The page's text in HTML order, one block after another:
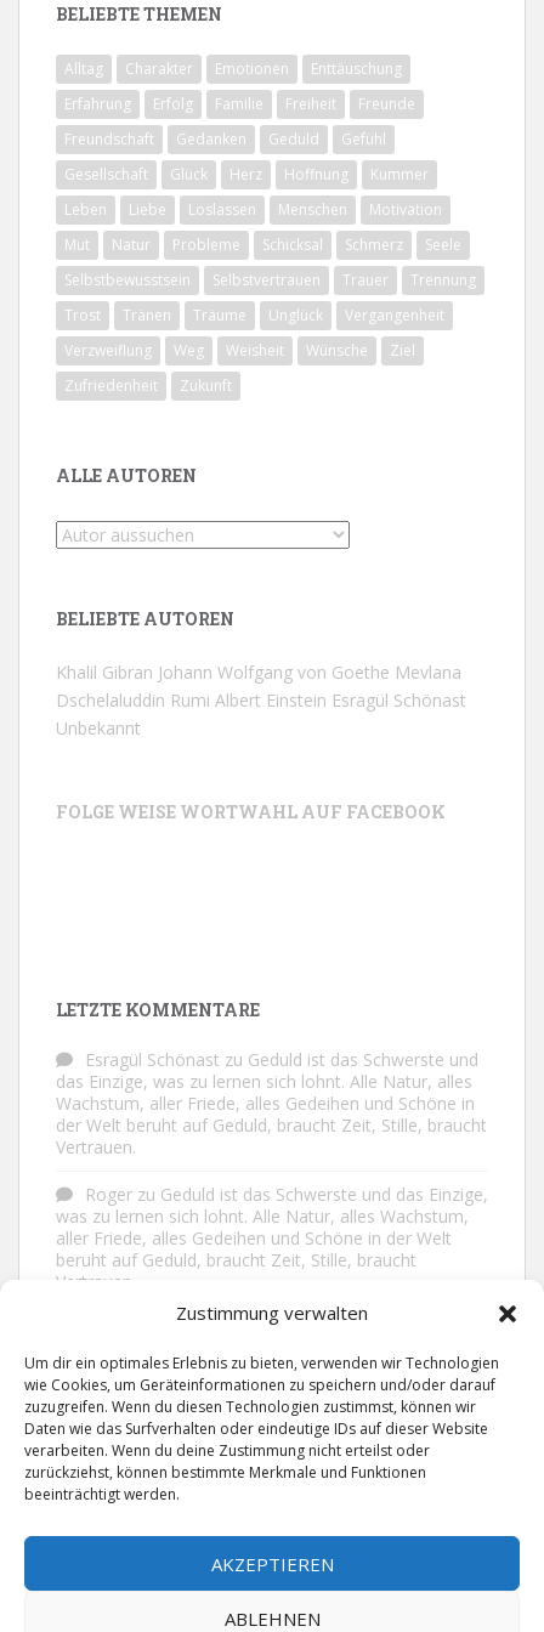
Zustimmung verwalten
Um dir ein optimales Erlebnis zu bieten, verwenden wir Technologien
wie Cookies, um Geräteinformationen zu speichern und/oder darauf
zuzugreifen. Wenn du diesen Technologien zustimmst, können wir
Daten wie das Surfverhalten oder eindeutige IDs auf dieser Website
verarbeiten. Wenn du deine Zustimmung nicht erteilst oder
zurückziehst, können bestimmte Merkmale und Funktionen
beeinträchtigt werden.
AKZEPTIEREN
ABLEHNEN
BELIEBTE THEMEN
Alltag Charakter Emotionen
Enttäuschung
Erfahrung
Erfolg Familie Freiheit
Freunde
Freundschaft
Gedanken Geduld
Gefühl
Gesellschaft
Glück Herz Hoffnung
Kummer
Leben
Liebe Loslassen Menschen
Motivation
Mut
Natur Probleme Schicksal Schmerz
Seele
Selbstbewusstsein
Selbstvertrauen Trauer
Trennung
Trost
Tränen Träume Unglück
Vergangenheit
Verzweiflung
Weg Weisheit Wünsche
Ziel
Zufriedenheit
Zukunft
ALLE AUTOREN
BELIEBTE AUTOREN
Khalil Gibran Johann Wolfgang von Goethe Mevlana
Dschelaluddin Rumi Albert Einstein Esragül Schönast
Unbekannt
FOLGE WEISE WORTWAHL AUF FACEBOOK
LETZTE KOMMENTARE
Esragül Schönast zu Geduld ist das Schwerste und
das Einzige, was zu lernen sich lohnt. Alle Natur, alles
Wachstum, aller Friede, alles Gedeihen und Schöne in
der Welt beruht auf Geduld, braucht Zeit, Stille, braucht
Vertrauen.
Roger zu Geduld ist das Schwerste und das Einzige,
was zu lernen sich lohnt. Alle Natur, alles Wachstum,
aller Friede, alles Gedeihen und Schöne in der Welt
beruht auf Geduld, braucht Zeit, Stille, braucht
Vertrauen.
Nichts in unserem Leben
GridzuMan lebt ruhiger, wenn man nicht alles
sagt, was man weiß, nicht alles glaubt, was man hört
und über den Rest einfach nur lächelt.
DATENSCHUTZERKLÄRUNG